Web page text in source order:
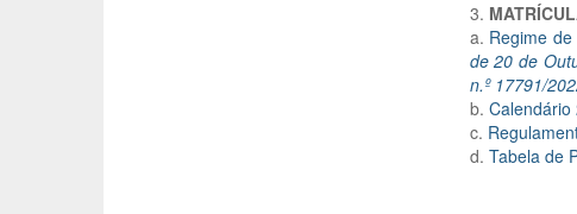
3.
a. Regime
de 20 de
n.º 17791/
b. Calendário
c.
d. Tabela de